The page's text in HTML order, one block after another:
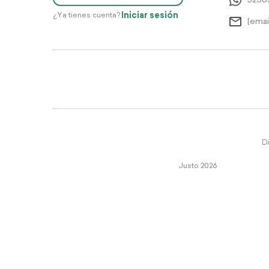
¿Ya tienes cuenta? Iniciar sesión
Justo 2026